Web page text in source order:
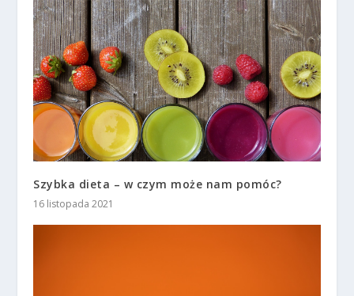
Szybka dieta – w czym może nam pomóc?
16 listopada 2021